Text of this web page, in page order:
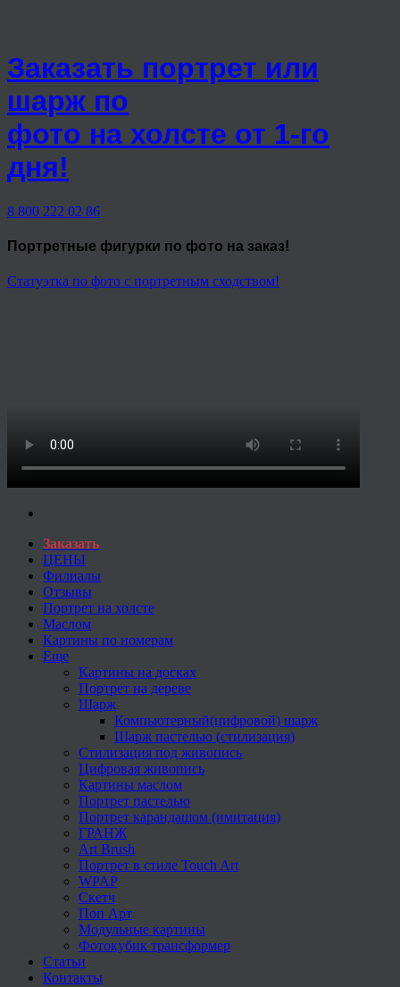
Заказать портрет или
шарж по
фото на холсте от 1-го
дня!
8 800 222 02 86
Портретные фигурки по фото на заказ!
Статуэтка по фото с портретным сходством!
Заказать
ЦЕНЫ
Филиалы
Отзывы
Портрет на холсте
Маслом
Картины по номерам
Еще
Картины на досках
Портрет на дереве
Шарж
Компьютерный(цифровой) шарж
Шарж пастелью (стилизация)
Стилизация под живопись
Цифровая живопись
Картины маслом
Портрет пастелью
Портрет карандашом (имитация)
ГРАНЖ
Art Brush
Портрет в стиле Touch Art
WPAP
Скетч
Поп Арт
Модульные картины
Фотокубик трансформер
Статьи
Контакты